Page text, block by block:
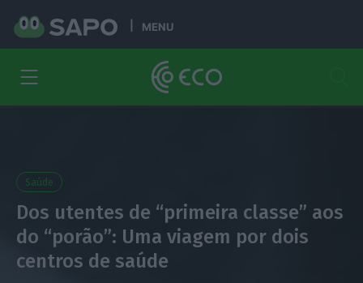
MENU
Saúde
Dos utentes de “primeira classe” aos
do “porão”: Uma viagem por dois
centros de saúde